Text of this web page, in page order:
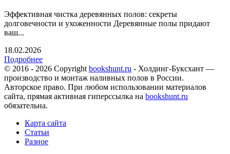
Эффективная чистка деревянных полов: секреты
долговечности и ухоженности Деревянные полы придают
ваш...
18.02.2026
Подробнее
© 2016 - 2026 Copyright bookshunt.ru - Холдинг-Буксхант —
производство и монтаж наливных полов в России.
Авторское право. При любом использовании материалов
сайта, прямая активная гиперссылка на bookshunt.ru
обязательна.
Карта сайта
Статьи
Разное